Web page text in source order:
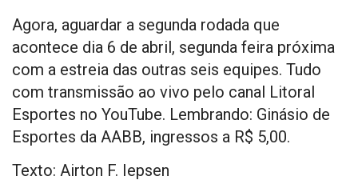
Agora, aguardar a segunda rodada que
acontece dia 6 de abril, segunda feira próxima
com a estreia das outras seis equipes. Tudo
com transmissão ao vivo pelo canal Litoral
Esportes no YouTube. Lembrando: Ginásio de
Esportes da AABB, ingressos a R$ 5,00.
Texto: Airton F. Iepsen